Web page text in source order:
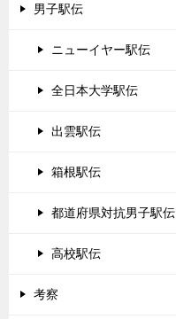
男子駅伝
ニューイヤー駅伝
全日本大学駅伝
出雲駅伝
箱根駅伝
都道府県対抗男子駅伝
高校駅伝
考察